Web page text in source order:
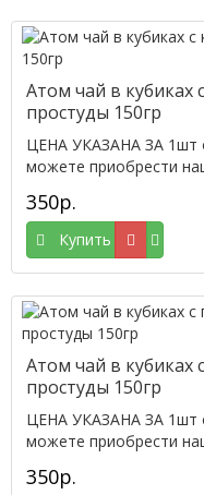
Атом чай в кубиках
простуды 150гр
ЦЕНА УКАЗАНА ЗА 1шт
можете приобрести
350р.
Купить
Атом чай в кубиках
простуды 150гр
ЦЕНА УКАЗАНА ЗА 1шт
можете приобрести
350р.